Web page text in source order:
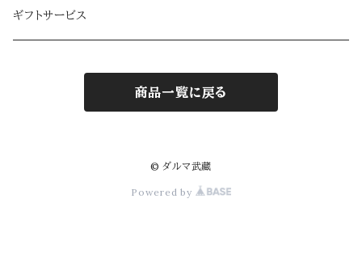
ギフトサービス
商品一覧に戻る
© ダルマ武藏
Powered by